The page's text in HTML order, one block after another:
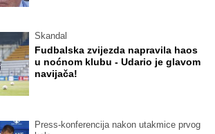
Skandal
Fudbalska zvijezda napravila haos
u noćnom klubu - Udario je glavom
navijača!
Press-konferencija nakon utakmice prvog